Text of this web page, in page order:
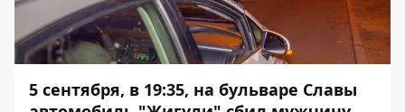
5 сентября, в 19:35, на бульваре Славы